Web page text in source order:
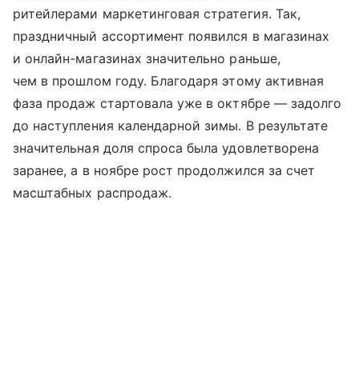
ритейлерами маркетинговая стратегия. Так,
праздничный ассортимент появился в магазинах
и онлайн-магазинах значительно раньше,
чем в прошлом году. Благодаря этому активная
фаза продаж стартовала уже в октябре — задолго
до наступления календарной зимы. В результате
значительная доля спроса была удовлетворена
заранее, а в ноябре рост продолжился за счет
масштабных распродаж.